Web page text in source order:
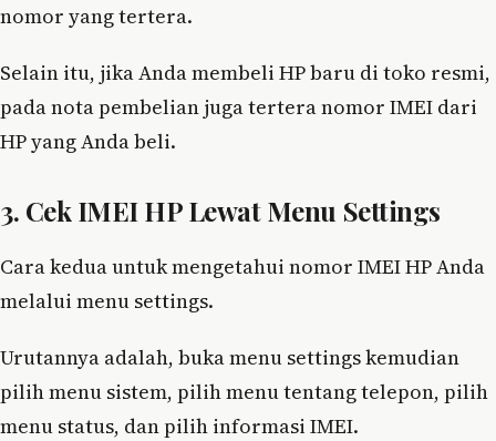
nomor yang tertera.
Selain itu, jika Anda membeli HP baru di toko resmi,
pada nota pembelian juga tertera nomor IMEI dari
HP yang Anda beli.
3. Cek IMEI HP Lewat Menu Settings
Cara kedua untuk mengetahui nomor IMEI HP Anda
melalui menu settings.
Urutannya adalah, buka menu settings kemudian
pilih menu sistem, pilih menu tentang telepon, pilih
menu status, dan pilih informasi IMEI.